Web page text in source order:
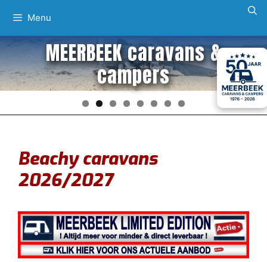
naar
de
inhoud
Menu
MEERBEEK caravans &
campers
Beachy caravans
2026/2027